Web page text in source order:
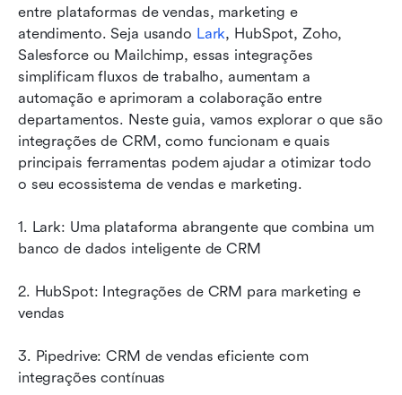
entre plataformas de vendas, marketing e
atendimento. Seja usando Lark, HubSpot, Zoho,
Salesforce ou Mailchimp, essas integrações
simplificam fluxos de trabalho, aumentam a
automação e aprimoram a colaboração entre
departamentos. Neste guia, vamos explorar o que são
integrações de CRM, como funcionam e quais
principais ferramentas podem ajudar a otimizar todo
o seu ecossistema de vendas e marketing.
1. Lark: Uma plataforma abrangente que combina um
banco de dados inteligente de CRM
2. HubSpot: Integrações de CRM para marketing e
vendas
3. Pipedrive: CRM de vendas eficiente com
integrações contínuas
Melhores práticas para integrações de CRM
Conclusão
Perguntas frequentes
Leitura relacionada